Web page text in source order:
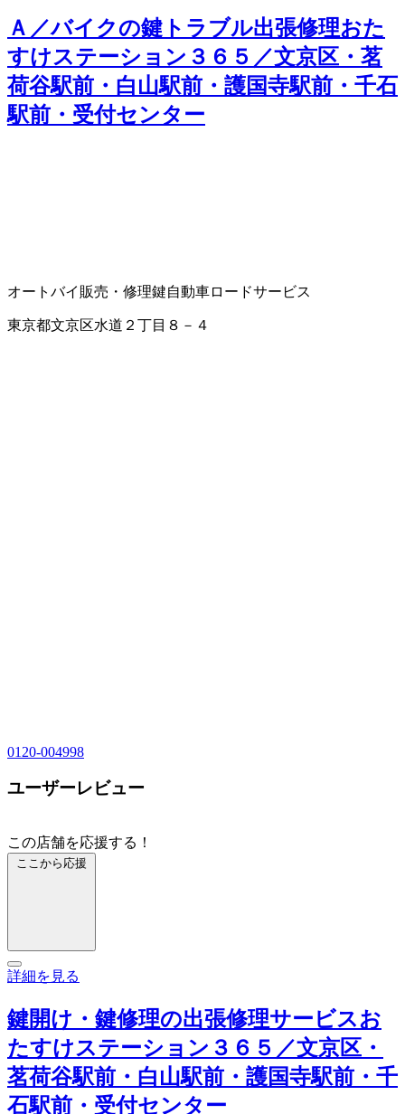
Ａ／バイクの鍵トラブル出張修理おた
すけステーション３６５／文京区・茗
荷谷駅前・白山駅前・護国寺駅前・千石
駅前・受付センター
オートバイ販売・修理鍵自動車ロードサービス
東京都文京区水道２丁目８－４
0120-004998
ユーザーレビュー
この店舗を応援する！
ここから応援
詳細を見る
鍵開け・鍵修理の出張修理サービスお
たすけステーション３６５／文京区・
茗荷谷駅前・白山駅前・護国寺駅前・千
石駅前・受付センター